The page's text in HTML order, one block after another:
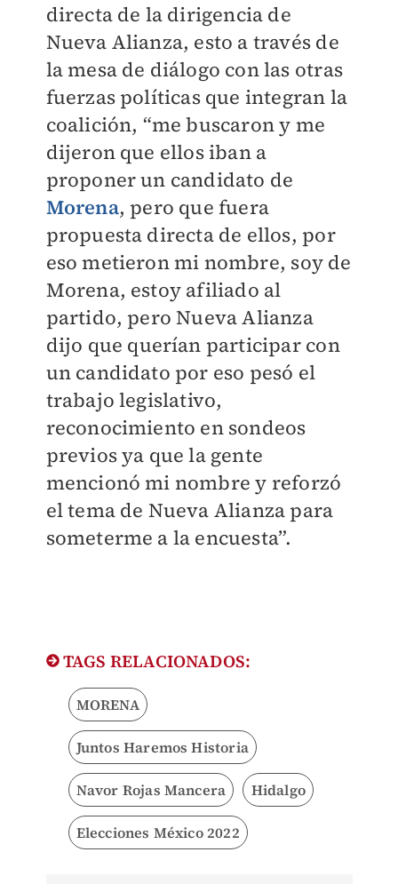
directa de la dirigencia de
Nueva Alianza, esto a través de
la mesa de diálogo con las otras
fuerzas políticas que integran la
coalición, “me buscaron y me
dijeron que ellos iban a
proponer un candidato de
Morena, pero que fuera
propuesta directa de ellos, por
eso metieron mi nombre, soy de
Morena, estoy afiliado al
partido, pero Nueva Alianza
dijo que querían participar con
un candidato por eso pesó el
trabajo legislativo,
reconocimiento en sondeos
previos ya que la gente
mencionó mi nombre y reforzó
el tema de Nueva Alianza para
someterme a la encuesta”.
TAGS RELACIONADOS:
MORENA
Juntos Haremos Historia
Navor Rojas Mancera Hidalgo
Elecciones México 2022